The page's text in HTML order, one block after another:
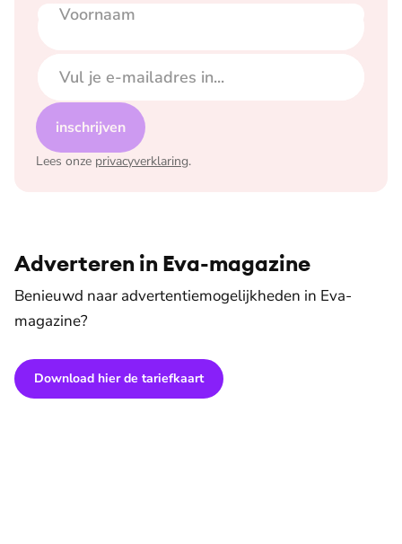
Voornaam
E-mailadres
inschrijven
Lees onze privacyverklaring.
Adverteren in Eva-magazine
Benieuwd naar advertentiemogelijkheden in Eva-
magazine?
Download hier de tariefkaart